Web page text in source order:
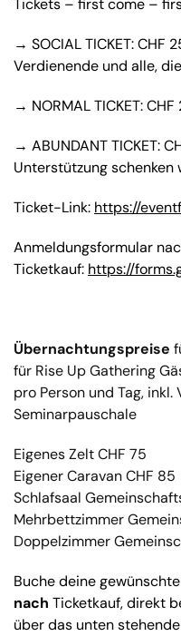
Tickets – first come –
→ SOCIAL TICKET: CHF
Verdienende und alle,
→ NORMAL TICKET:
→ ABUNDANT TICKET:
Unterstützung schenken
Ticket-Link: https://
Anmeldungsformular
Ticketkauf: https://
Übernachtungspreise
für Rise Up Gathering
pro Person und Tag, inkl.
Seminarpauschale
Eigenes Zelt CHF 75
Eigener Caravan CHF 85
Schlafsaal
Mehrbettzimmer
Doppelzimmer
Buche deine
nach Ticketkauf, direkt
über das unten